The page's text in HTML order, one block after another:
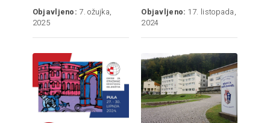
Objavljeno: 7. ožujka,
2025
Objavljeno: 17. listopada,
2024